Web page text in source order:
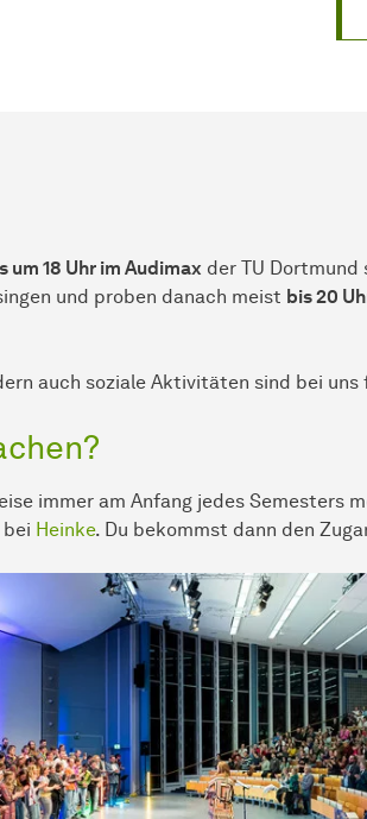
um 18 Uhr im Audimax der TU
und proben danach meist bis 20
auch soziale Aktivitäten sind bei
immer am Anfang jedes Semesters
Heinke. Du bekommst dann den